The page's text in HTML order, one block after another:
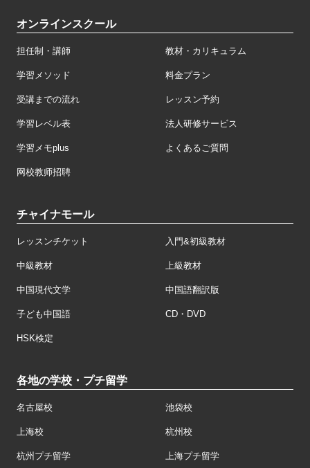
オンラインスクール
担任制・講師 教材・カリキュラム
学習メソッド 料金プラン
受講までの流れ レッスン予約
学習レベル表 法人研修サービス
学習メモplus よくあるご質問
网校教师招聘
チャイナモール
レッスンチケット 入門&初級教材
中級教材 上級教材
中国現代文学 中国語翻訳版
子ども中国語 CD・DVD
HSK検定
各地の学校・プチ留学
名古屋校 池袋校
上海校 杭州校
杭州プチ留学 上海プチ留学